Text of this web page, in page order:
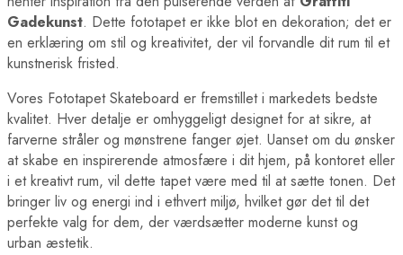
Gadekunst. Dette fototapet er ikke blot en dekoration; det er
en erklæring om stil og kreativitet, der vil forvandle dit rum til et
kunstnerisk fristed.
Vores Fototapet Skateboard er fremstillet i markedets bedste
kvalitet. Hver detalje er omhyggeligt designet for at sikre, at
farverne stråler og mønstrene fanger øjet. Uanset om du ønsker
at skabe en inspirerende atmosfære i dit hjem, på kontoret eller
i et kreativt rum, vil dette tapet være med til at sætte tonen. Det
bringer liv og energi ind i ethvert miljø, hvilket gør det til det
perfekte valg for dem, der værdsætter moderne kunst og
urban æstetik.